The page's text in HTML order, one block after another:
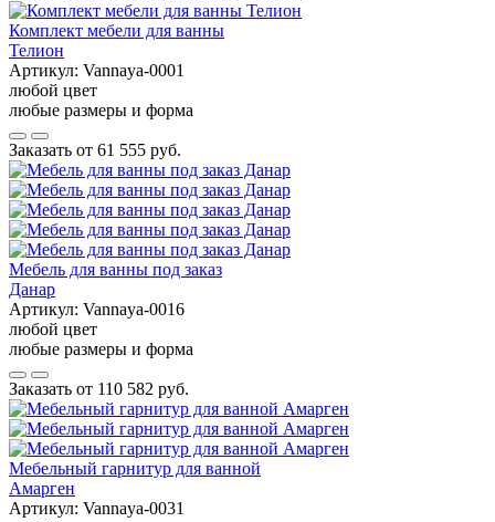
Комплект мебели для ванны
Телион
Артикул: Vannaya-0001
любой цвет
любые размеры и форма
Заказать от 61 555 руб.
Мебель для ванны под заказ
Данар
Артикул: Vannaya-0016
любой цвет
любые размеры и форма
Заказать от 110 582 руб.
Мебельный гарнитур для ванной
Амарген
Артикул: Vannaya-0031